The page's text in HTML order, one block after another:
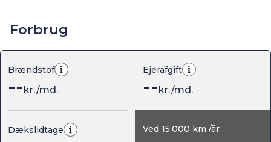
Forbrug
Brændstof
--kr./md.
Ejerafgift
--kr./md.
Dækslidtage Ved 15.000 km./år